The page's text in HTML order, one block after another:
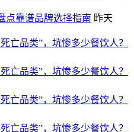
点靠谱品牌选择指南 昨天
亡品类”，坑惨多少餐饮人？
亡品类”，坑惨多少餐饮人？
亡品类”，坑惨多少餐饮人？
亡品类”，坑惨多少餐饮人？